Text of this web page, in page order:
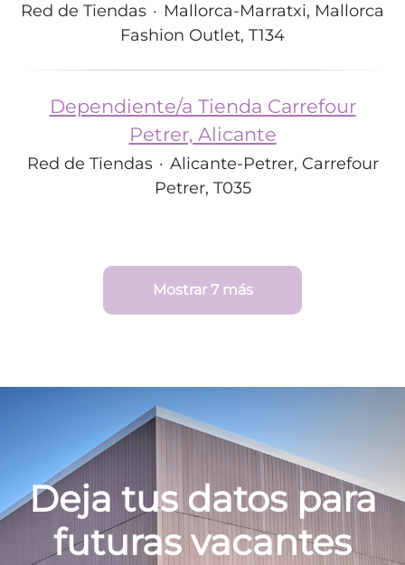
Red de Tiendas · Mallorca-Marratxi, Mallorca
Fashion Outlet, T134
Dependiente/a Tienda Carrefour
Petrer, Alicante
Red de Tiendas · Alicante-Petrer, Carrefour
Petrer, T035
Mostrar 7 más
Deja tus datos para
futuras vacantes